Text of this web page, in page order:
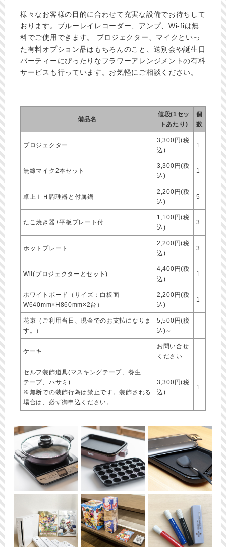
様々なお客様の目的に合わせて充実な設備でお待ちして
おります。ブルーレイレコーダー、アンプ、Wi-fiは無
料でご使用できます。 プロジェクター、マイクといっ
た有料オプション品はもちろんのこと、送別会や誕生日
パーティーにぴったりなフラワーアレンジメントの有料
サービスも行っています。お気軽にご相談ください。
備品名
値段(1セッ
トあたり)
個
数
プロジェクター
3,300円(税
込)
1
無線マイク2本セット
3,300円(税
込)
1
卓上ＩＨ調理器と付属鍋
2,200円(税
込)
5
たこ焼き器+平板プレート付
1,100円(税
込)
3
ホットプレート
2,200円(税
込)
3
Wii(プロジェクターとセット)
4,400円(税
込)
1
ホワイトボード（サイズ：白板面
W640mm×H860mm×2台）
2,200円(税
込)
1
花束（ご利用当日、現金でのお支払になりま
す。）
5,500円(税
込)～
ケーキ
お問い合せ
ください
セルフ装飾道具(マスキングテープ、養生
テープ、ハサミ)
※無断での装飾行為は禁止です。装飾される
場合は、必ず御申込ください。
3,300円(税
込)
1